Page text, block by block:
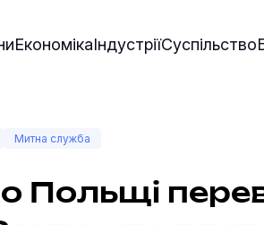
ЕкономікаІндустріїСуспільство
Митна служба
Польщі